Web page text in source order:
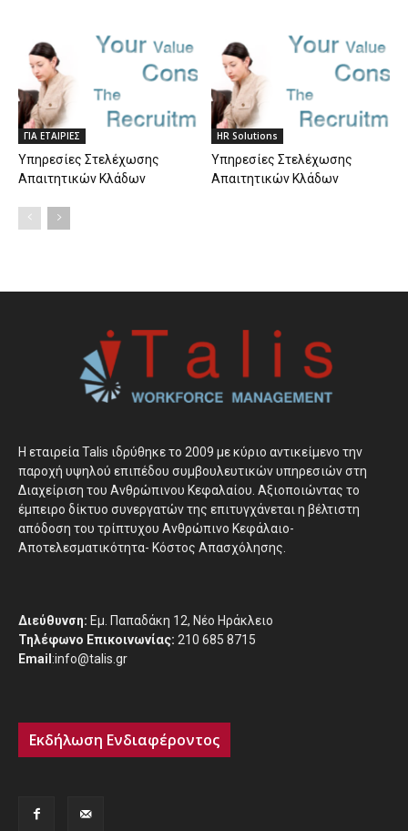
ΓΙΑ ΕΤΑΙΡΙΕΣ
Υπηρεσίες Στελέχωσης
Απαιτητικών Κλάδων
HR Solutions
Υπηρεσίες Στελέχωσης
Απαιτητικών Κλάδων
H εταιρεία Talis ιδρύθηκε το 2009 με κύριο αντικείμενο την
παροχή υψηλού επιπέδου συμβουλευτικών υπηρεσιών στη
Διαχείριση του Ανθρώπινου Κεφαλαίου. Αξιοποιώντας το
έμπειρο δίκτυο συνεργατών της επιτυγχάνεται η βέλτιστη
απόδοση του τρίπτυχου Ανθρώπινο Κεφάλαιο-
Αποτελεσματικότητα- Κόστος Απασχόλησης.
Διεύθυνση: Εμ. Παπαδάκη 12, Νέο Ηράκλειο
Τηλέφωνο Επικοινωνίας: 210 685 8715
Email :info@talis.gr
Εκδήλωση Ενδιαφέροντος